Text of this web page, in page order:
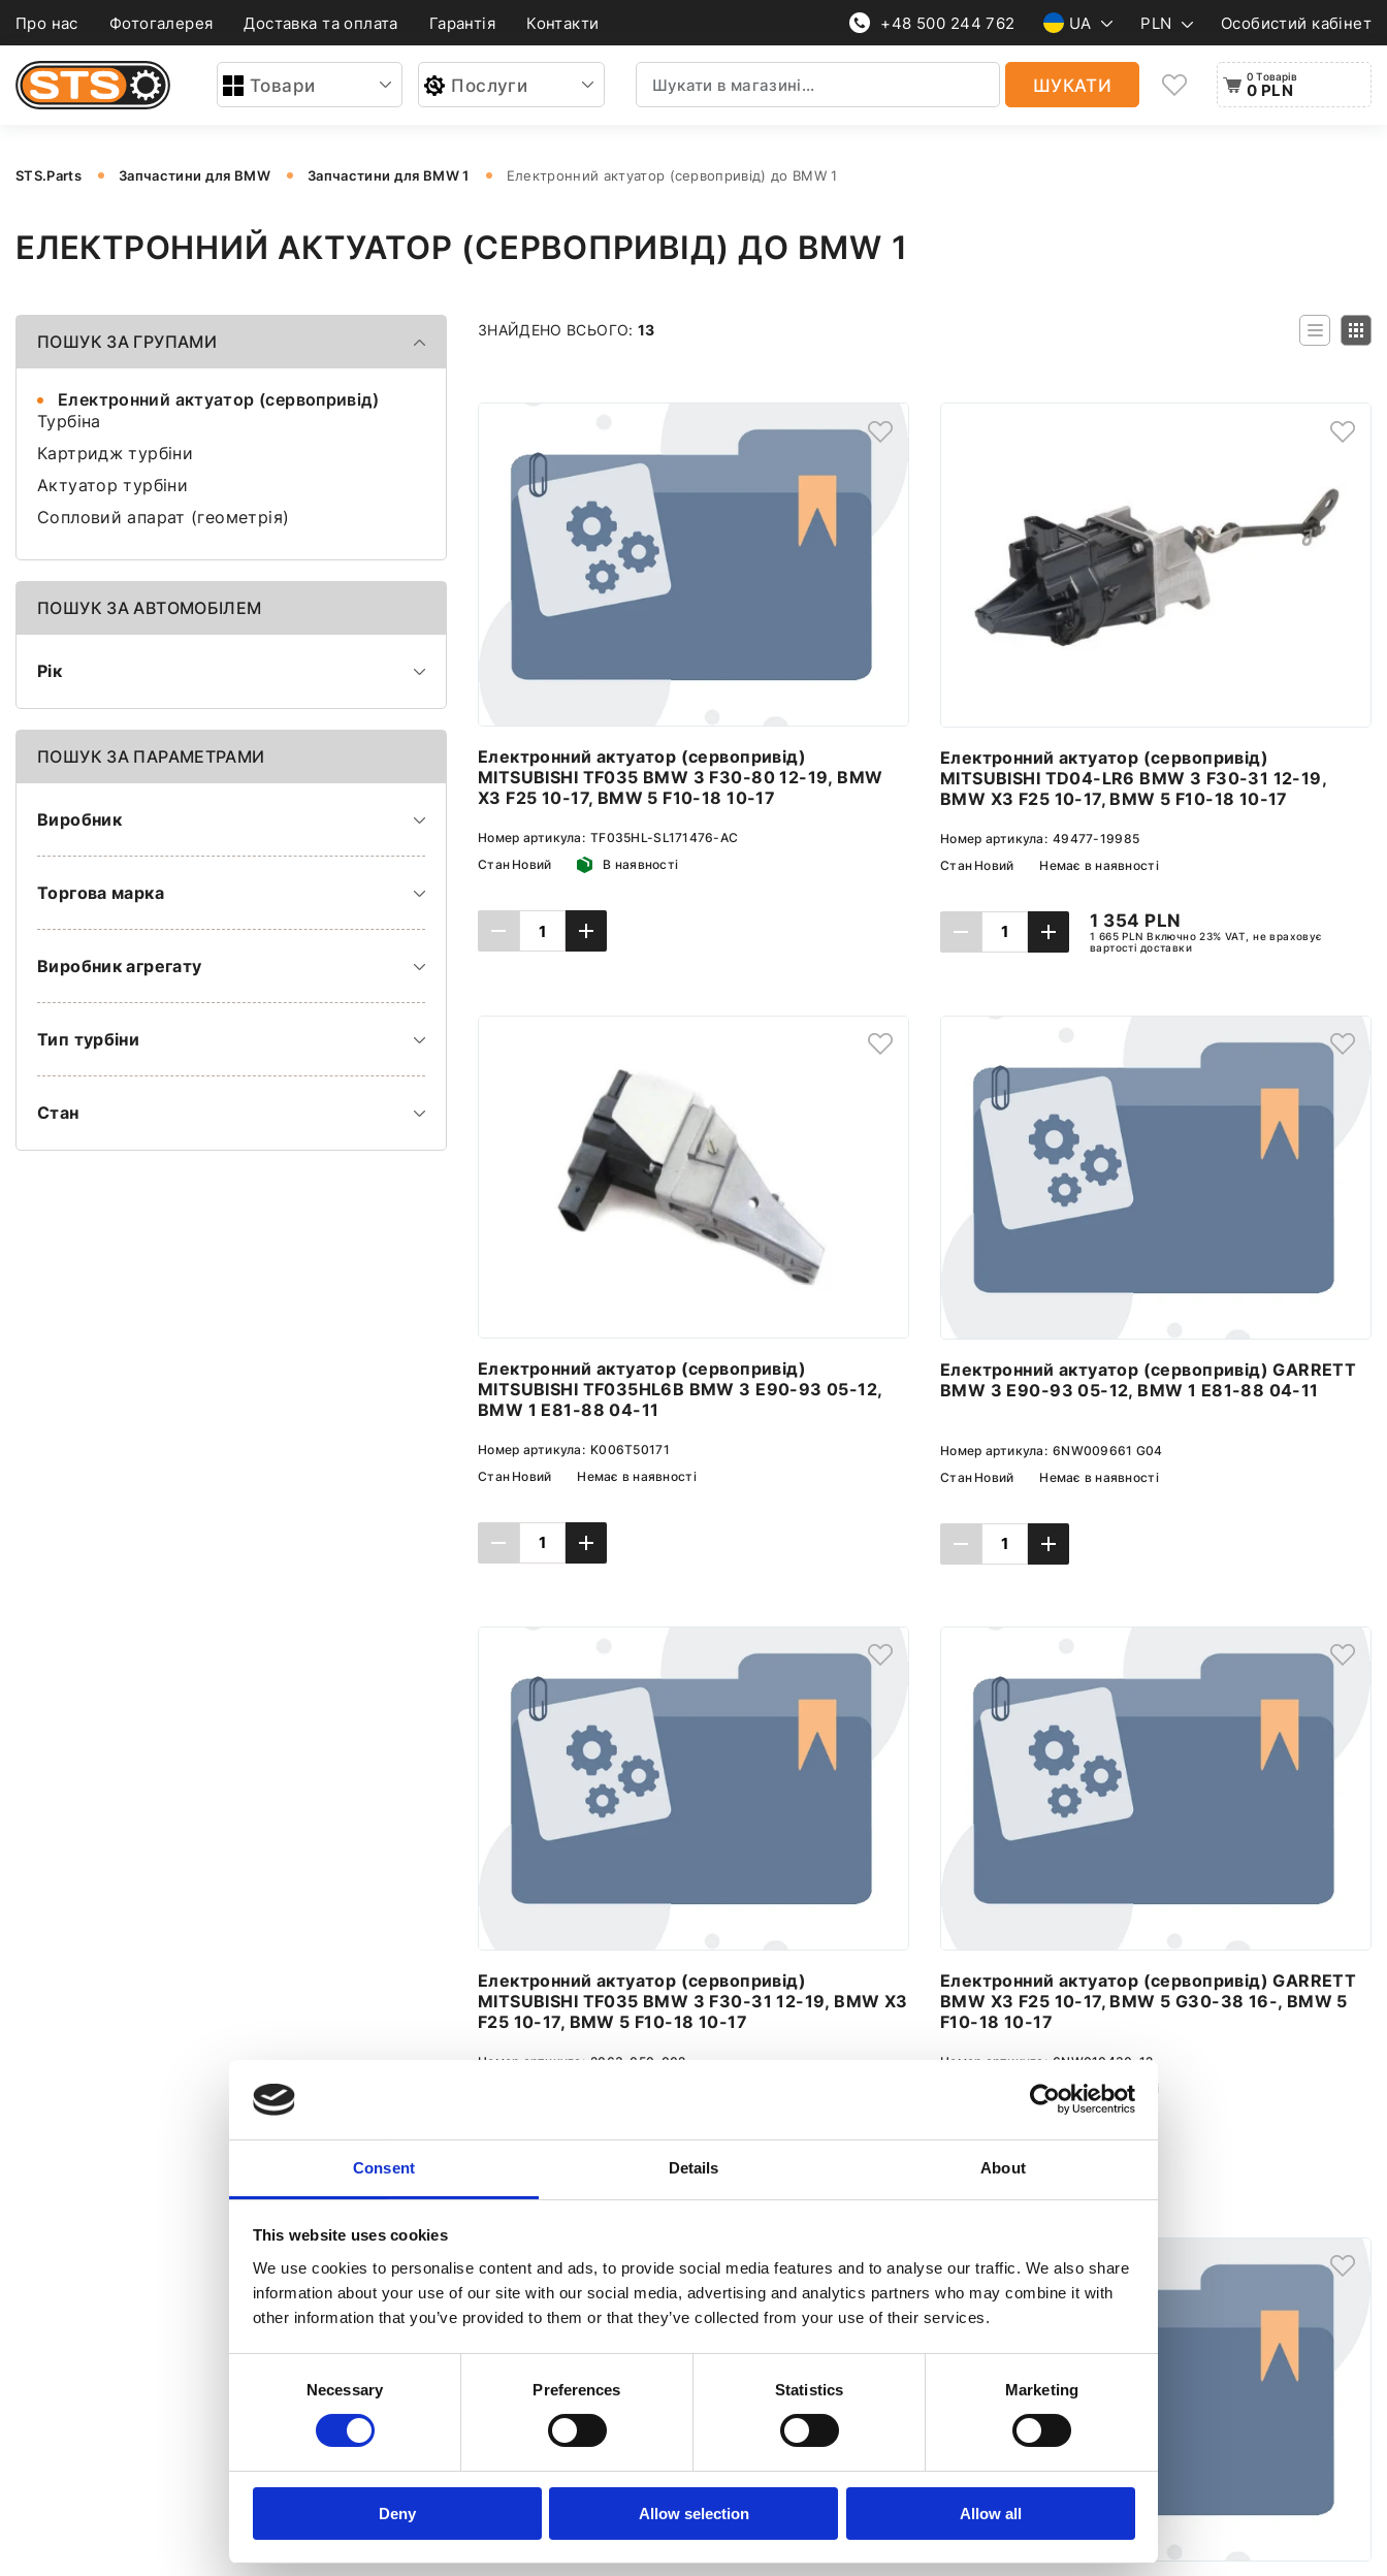
Consent Details About
This website uses cookies
We use cookies to personalise content and ads, to provide social media features and to analyse our traffic. We also share
information about your use of our site with our social media, advertising and analytics partners who may combine it with
other information that you’ve provided to them or that they’ve collected from your use of their services.
Necessary Preferences Statistics Marketing
Deny Allow selection Allow all
Про нас Фотогалерея Доставка та оплата Гарантія Контакти +48 500 244 762 UA PLN Особистий кабінет
Товари Послуги ШУКАТИ 0 Товарів
0 PLN
STS.Parts Запчастини для BMW Запчастини для BMW 1 Електронний актуатор (сервопривід) до BMW 1
ЕЛЕКТРОННИЙ АКТУАТОР (СЕРВОПРИВІД) ДО BMW 1
ПОШУК ЗА ГРУПАМИ
Турбіна
Картридж турбіни
Актуатор турбіни
Сопловий апарат (геометрія)
Електронний актуатор (сервопривід)
ПОШУК ЗА АВТОМОБІЛЕМ
Рік
ПОШУК ЗА ПАРАМЕТРАМИ
Виробник
Торгова марка
Виробник агрегату
Тип турбіни
Стан
ЗНАЙДЕНО ВСЬОГО: 13
Електронний актуатор (сервопривід)
MITSUBISHI TF035 BMW 3 F30-80 12-19, BMW
X3 F25 10-17, BMW 5 F10-18 10-17
Номер артикула: TF035HL-SL171476-AC
Стан Новий В наявності
Електронний актуатор (сервопривід)
MITSUBISHI TD04-LR6 BMW 3 F30-31 12-19,
BMW X3 F25 10-17, BMW 5 F10-18 10-17
Номер артикула: 49477-19985
Стан Новий Немає в наявності
1 354 PLN
1 665 PLN Включно 23% VAT, не враховує
вартості доставки
Електронний актуатор (сервопривід)
MITSUBISHI TF035HL6B BMW 3 E90-93 05-12,
BMW 1 E81-88 04-11
Номер артикула: K006T50171
Стан Новий Немає в наявності
Електронний актуатор (сервопривід) GARRETT
BMW 3 E90-93 05-12, BMW 1 E81-88 04-11
Номер артикула: 6NW009661 G04
Стан Новий Немає в наявності
Електронний актуатор (сервопривід)
MITSUBISHI TF035 BMW 3 F30-31 12-19, BMW X3
F25 10-17, BMW 5 F10-18 10-17
Номер артикула: 2063-050-002
Електронний актуатор (сервопривід) GARRETT
BMW X3 F25 10-17, BMW 5 G30-38 16-, BMW 5
F10-18 10-17
Номер артикула: 6NW010430-12
Немає в наявності